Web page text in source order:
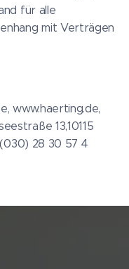
für alle
mit Verträgen
www.haerting.de,
13,10115
28 30 57 4